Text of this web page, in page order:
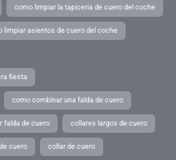
como limpiar la tapiceria de cuero del coche
limpiar asientos de cuero del coche
fiesta
como combinar una falda de cuero
falda de cuero collares largos de cuero
cuero collar de cuero